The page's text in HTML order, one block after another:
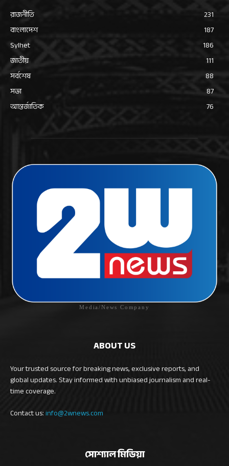
রাজনীতি
231
বাংলাদেশ
187
Sylhet
186
জাতীয়
111
সর্বশেষ
88
সভা
87
আন্তর্জাতিক
76
Media/News Company
ABOUT US
Your trusted source for breaking news, exclusive reports, and
global updates. Stay informed with unbiased journalism and real-
time coverage.
Contact us:info@2wnews.com
সোশ্যাল মিডিয়া